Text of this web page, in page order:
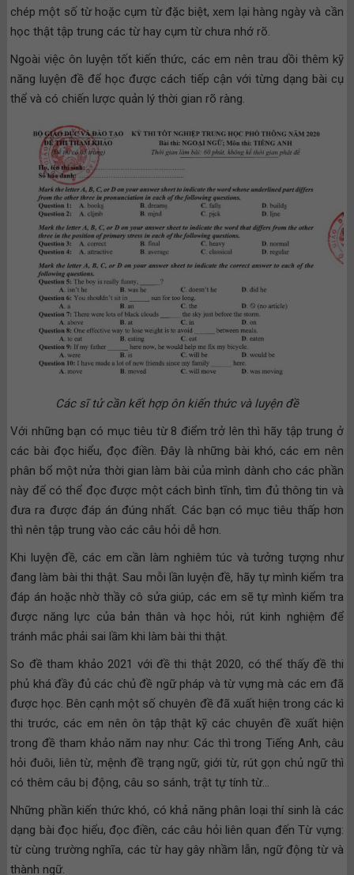
chép một số từ hoặc cụm từ đặc biệt, xem lại hàng ngày và cần
học thật tập trung các từ hay cụm từ chưa nhớ rõ.
Ngoài việc ôn luyện tốt kiến thức, các em nên trau dồi thêm kỹ
năng luyện đề để học được cách tiếp cận với từng dạng bài cụ
thể và có chiến lược quản lý thời gian rõ ràng.
Các sĩ tử cần kết hợp ôn kiến thức và luyện đề
Với những bạn có mục tiêu từ 8 điểm trở lên thì hãy tập trung ở
các bài đọc hiểu, đọc điền. Đây là những bài khó, các em nên
phân bổ một nửa thời gian làm bài của mình dành cho các phần
này để có thể đọc được một cách bình tĩnh, tìm đủ thông tin và
đưa ra được đáp án đúng nhất. Các bạn có mục tiêu thấp hơn
thì nên tập trung vào các câu hỏi dễ hơn.
Khi luyện đề, các em cần làm nghiêm túc và tưởng tượng như
đang làm bài thi thật. Sau mỗi lần luyện đề, hãy tự mình kiểm tra
đáp án hoặc nhờ thầy cô sửa giúp, các em sẽ tự mình kiểm tra
được năng lực của bản thân và học hỏi, rút kinh nghiệm để
tránh mắc phải sai lầm khi làm bài thi thật.
So đề tham khảo 2021 với đề thi thật 2020, có thể thấy đề thi
phủ khá đầy đủ các chủ đề ngữ pháp và từ vựng mà các em đã
được học. Bên cạnh một số chuyên đề đã xuất hiện trong các kì
thi trước, các em nên ôn tập thật kỹ các chuyên đề xuất hiện
trong đề tham khảo năm nay như: Các thì trong Tiếng Anh, câu
hỏi đuôi, liên từ, mệnh đề trạng ngữ, giới từ, rút gọn chủ ngữ thì
có thêm câu bị động, câu so sánh, trật tự tính từ…
Những phần kiến thức khó, có khả năng phân loại thí sinh là các
dạng bài đọc hiểu, đọc điền, các câu hỏi liên quan đến Từ vựng:
từ cùng trường nghĩa, các từ hay gây nhầm lẫn, ngữ động từ và
thành ngữ.